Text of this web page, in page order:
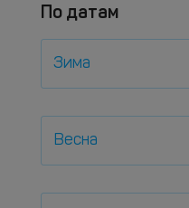
По датам
Зима
Весна